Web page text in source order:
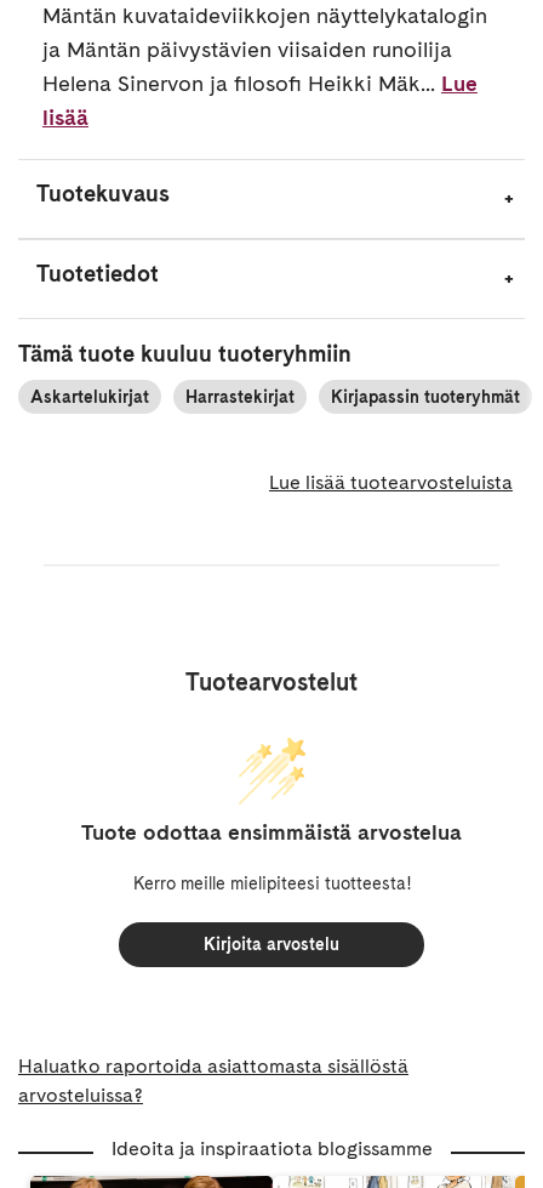
Mäntän kuvataideviikkojen näyttelykatalogin
ja Mäntän päivystävien viisaiden runoilija
Helena Sinervon ja filosofi Heikki Mäk... Lue
lisää
Tuotekuvaus
Tuotetiedot
Tämä tuote kuuluu tuoteryhmiin
Askartelukirjat Harrastekirjat Kirjapassin tuoteryhmät
Lue lisää tuotearvosteluista
Tuotearvostelut
Tuote odottaa ensimmäistä arvostelua
Kerro meille mielipiteesi tuotteesta!
Kirjoita arvostelu
Haluatko raportoida asiattomasta sisällöstä
arvosteluissa?
Ideoita ja inspiraatiota blogissamme